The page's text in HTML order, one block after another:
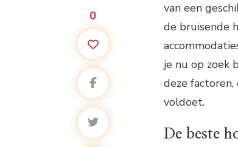
0
van een
de bruisende
je nu op zoek
deze
voldoet.
De beste